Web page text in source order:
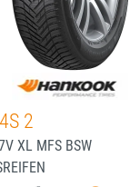
2
XL MFS BSW